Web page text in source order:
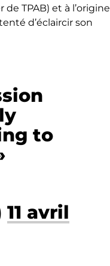
TPAB) et à l’origine
d’éclaircir son
to
11 avril